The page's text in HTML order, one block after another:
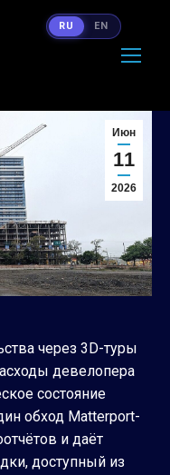
Июн
11
2026
через 3D-туры
девелопера
состояние
обход Matterport-
и даёт
доступный из
RU EN